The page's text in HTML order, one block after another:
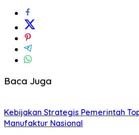
Baca Juga
Kebijakan Strategis Pemerintah
Manufaktur Nasional